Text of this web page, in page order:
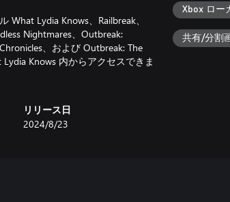
What Lydia Knows、Railbreak、
Nightmares、Outbreak:
、および Outbreak: The
Knows 内からアクセスできま
リリース日
2024/8/23
Xbox ロー
共有/分割